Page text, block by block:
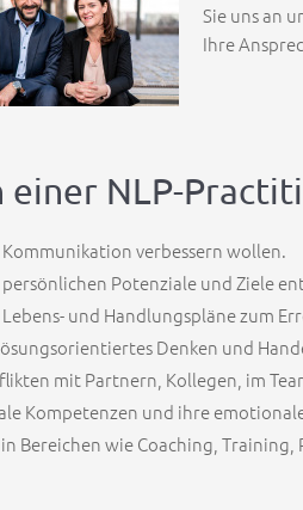
Sie uns an
Ihre
einer NLP-
verbessern wollen.
Potenziale und Ziele
und Handlungspläne zum
Denken und
mit Partnern, Kollegen, im
Kompetenzen und ihre
Bereichen wie Coaching,